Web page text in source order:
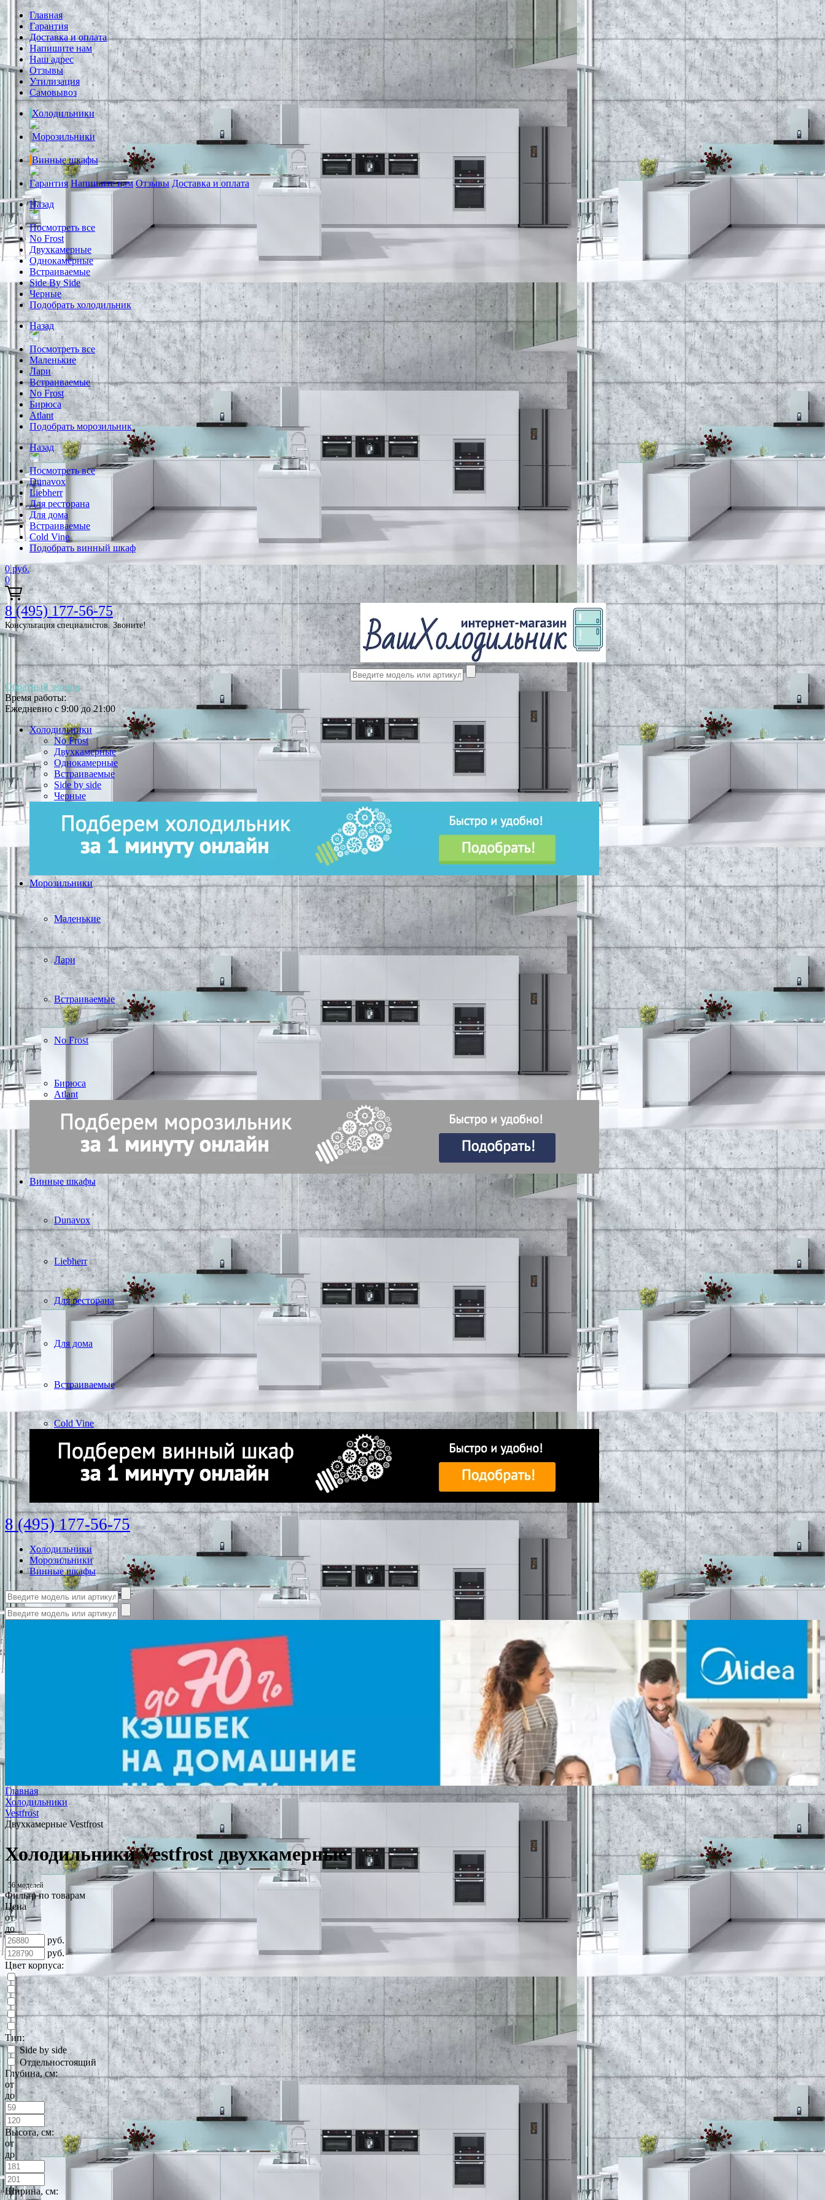
Главная
Гарантия
Доставка и оплата
Напишите нам
Наш адрес
Отзывы
Утилизация
Самовывоз
Холодильники
Морозильники
Винные шкафы
Гарантия Напишите нам Отзывы Доставка и оплата
Назад
Посмотреть все
No Frost
Двухкамерные
Однокамерные
Встраиваемые
Side By Side
Черные
Подобрать холодильник
Назад
Посмотреть все
Маленькие
Лари
Встраиваемые
No Frost
Бирюса
Atlant
Подобрать морозильник
Назад
Посмотреть все
Dunavox
Liebherr
Для ресторана
Для дома
Встраиваемые
Cold Vine
Подобрать винный шкаф
0 руб.
0
8 (495) 177-56-75
Консультация специалистов. Звоните!
Обратный звонок
Время работы:
Ежедневно с 9:00 до 21:00
Холодильники
No Frost
Двухкамерные
Однокамерные
Встраиваемые
Side by side
Черные
Морозильники
Маленькие
Лари
Встраиваемые
No Frost
Бирюса
Atlant
Винные шкафы
Dunavox
Liebherr
Для ресторана
Для дома
Встраиваемые
Cold Vine
8 (495) 177-56-75
Холодильники
Морозильники
Винные шкафы
Главная
Холодильники
Vestfrost
Двухкамерные Vestfrost
Холодильники Vestfrost двухкамерные
56 моделей
Фильтр по товарам
Цена
от
до
руб.
руб.
Цвет корпуса:
Тип:
Side by side
Отдельностоящий
Глубина, см:
от
до
Высота, см:
от
до
Ширина, см: